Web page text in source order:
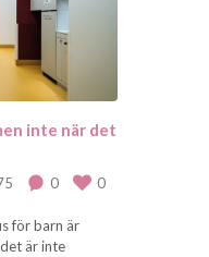
inte när det
0 0
för barn är
är inte